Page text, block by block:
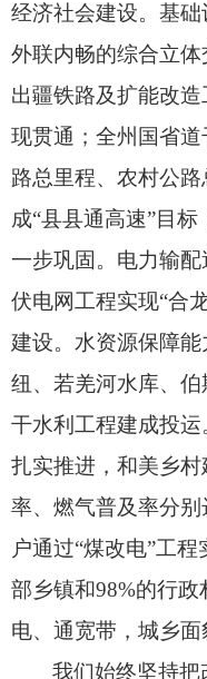
经济社会建设。 基础
外联内畅的综合立体
出疆铁路及扩能改造
现贯通； 全州国省道
路总里程、 农村公路
成“县县通高速”目标
一步巩固。 电力输配
伏电网工程实现“合龙
建设。 水资源保障能
纽、 若羌河水库、 伯
干水利工程建成投运
扎实推进， 和美乡村
率、 燃气普及率分别
户通过“煤改电”工程
部乡镇和98%的行政
电、 通宽带， 城乡面
我们始终坚持把